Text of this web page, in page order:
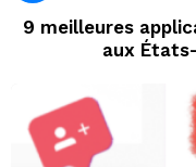
9 meilleures
aux